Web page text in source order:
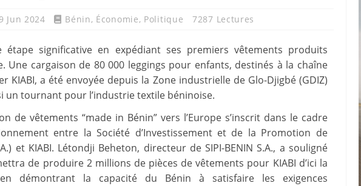
Jun 2024 Bénin, Économie, Politique 7287 Lectures
significative en expédiant ses premiers vêtements produits
Une cargaison de 80 000 leggings pour enfants, destinés à la chaîne
KIABI, a été envoyée depuis la Zone industrielle de Glo-Djigbé (GDIZ)
un tournant pour l’industrie textile béninoise.
de vêtements “made in Bénin” vers l’Europe s’inscrit dans le cadre
entre la Société d’Investissement et de la Promotion de
et KIABI. Létondji Beheton, directeur de SIPI-BENIN S.A., a souligné
de produire 2 millions de pièces de vêtements pour KIABI d’ici la
démontrant la capacité du Bénin à satisfaire les exigences